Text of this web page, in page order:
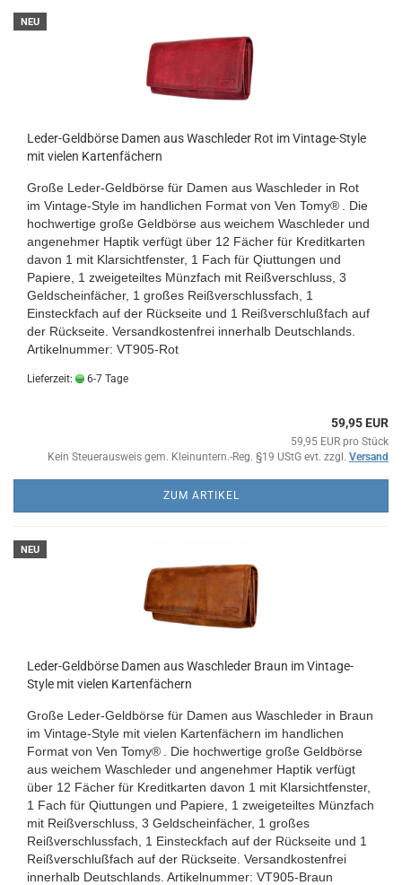
NEU
Leder-Geldbörse Damen aus Waschleder Rot im Vintage-Style
mit vielen Kartenfächern
Große Leder-Geldbörse für Damen aus Waschleder in Rot
im Vintage-Style im handlichen Format von Ven Tomy®
. Die
hochwertige große Geldbörse aus weichem Waschleder und
angenehmer Haptik verfügt über 12 Fächer für Kreditkarten
davon 1 mit Klarsichtfenster, 1 Fach für Qiuttungen und
Papiere, 1 zweigeteiltes Münzfach mit Reißverschluss, 3
Geldscheinfächer, 1 großes Reißverschlussfach, 1
Einsteckfach auf der Rückseite und 1 Reißverschlußfach auf
der Rückseite. Versandkostenfrei innerhalb Deutschlands.
Artikelnummer: VT905-Rot
Lieferzeit: 6-7 Tage
59,95 EUR
59,95 EUR pro Stück
Kein Steuerausweis gem. Kleinuntern.-Reg. §19 UStG evt. zzgl. Versand
ZUM ARTIKEL
NEU
Leder-Geldbörse Damen aus Waschleder Braun im Vintage-
Style mit vielen Kartenfächern
Große Leder-Geldbörse für Damen aus Waschleder in Braun
im Vintage-Style mit vielen Kartenfächern im handlichen
Format von Ven Tomy®
. Die hochwertige große Geldbörse
aus weichem Waschleder und angenehmer Haptik verfügt
über 12 Fächer für Kreditkarten davon 1 mit Klarsichtfenster,
1 Fach für Qiuttungen und Papiere, 1 zweigeteiltes Münzfach
mit Reißverschluss, 3 Geldscheinfächer, 1 großes
Reißverschlussfach, 1 Einsteckfach auf der Rückseite und 1
Reißverschlußfach auf der Rückseite. Versandkostenfrei
innerhalb Deutschlands. Artikelnummer: VT905-Braun